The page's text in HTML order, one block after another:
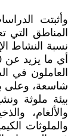
وأثبتت
المناطق التي
شاسعة، وعلى
بيئة ملوثة
والألغام،
والملوثات